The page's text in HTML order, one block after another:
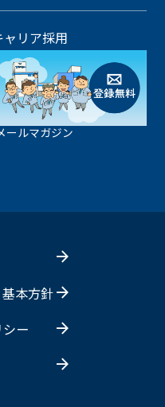
ャリア採用
ールマガジン
本方針
ー